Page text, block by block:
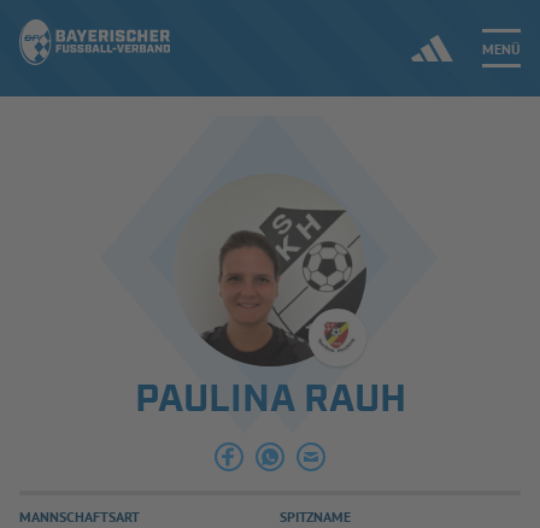
MENÜ
ERGEBNISSE & WETTBEWERBE
SPIELBETRIEB & VERBANDSLEBEN
AUSBILDUNG & FÖRDERUNG
PAULINA RAUH
MANNSCHAFTSART SPITZNAME